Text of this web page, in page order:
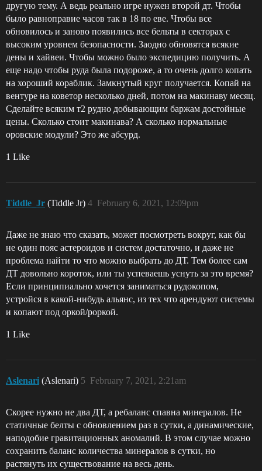
другую тему. А ведь реально игре нужен второй дт. Чтобы
было равноправие часов так в 18 по еве. Чтобы все
обновилось и заново появились все бельты в секторах с
высоким уровнем безопасности. Заодно обновятся всякие
дены и хайвеи. Чтобы можно было экспедицию получить. А
еще надо чтобы руда была подороже, а то очень долго копать
на хороший кораблик. Замкнутый круг получается. Копай на
вентуре на коветор несколько дней, потом на макинаву месяц.
Сделайте всяким т2 рудно добывающим баржам достойные
цены. Сколько стоит макинава? А сколько нормальные
оровские модули? Это же абсурд.
1 Like
Tiddle_Jr (Tiddle Jr) February 6, 2021, 12:09pm
4
Даже не знаю что сказать, может посмотреть вокруг, как бы
не один пояс астероидов и систем достаточно, и даже не
проблема найти то что можно выбрать до ДТ. Тем более сам
ДТ довольно короток, или ты успеваешь уснуть за это время?
Если принципиально хочется заниматься рудокопом,
устройся в какой-нибудь альянс, из тех что арендуют системы
и копают под оркой/роркой.
1 Like
Aslenari (Aslenari) February 7, 2021, 2:21am
5
Скорее нужно не два ДТ, а ребаланс спавна минералов. Не
статичные белты с обновлением раз в сутки, а динамические,
наподобие гравитационных аномалий. В этом случае можно
сохранить баланс количества минералов в сутки, но
растянуть их существование на весь день.